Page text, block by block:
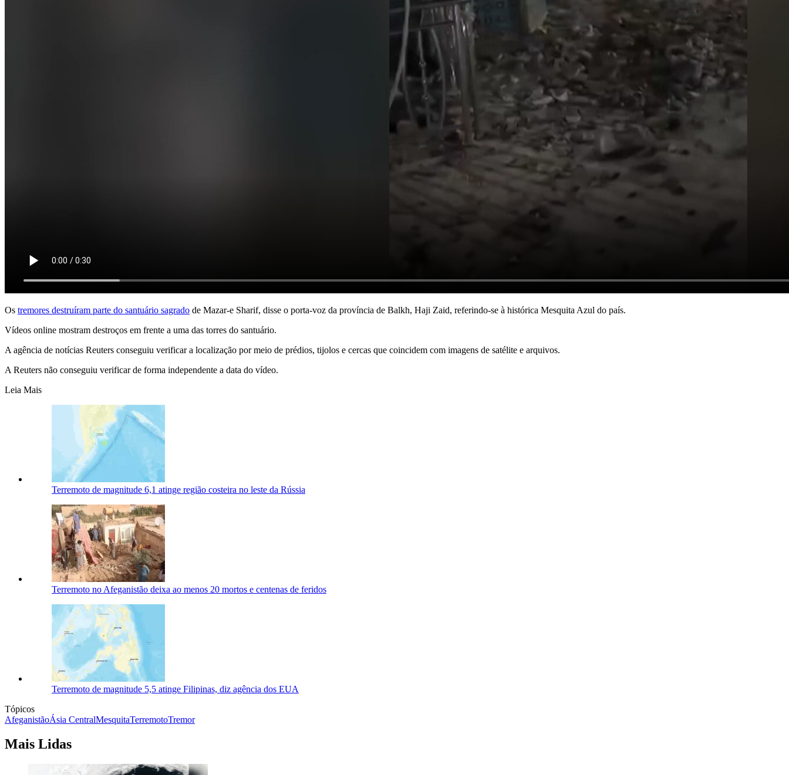
Os tremores destruíram parte do santuário sagrado de Mazar-e Sharif, disse o porta-voz da província de Balkh, Haji Zaid, referindo-se à histórica Mesquita Azul do país.
Vídeos online mostram destroços em frente a uma das torres do santuário.
A agência de notícias Reuters conseguiu verificar a localização por meio de prédios, tijolos e cercas que coincidem com imagens de satélite e arquivos.
A Reuters não conseguiu verificar de forma independente a data do vídeo.
Leia Mais
Terremoto de magnitude 6,1 atinge região costeira no leste da Rússia
Terremoto no Afeganistão deixa ao menos 20 mortos e centenas de feridos
Terremoto de magnitude 5,5 atinge Filipinas, diz agência dos EUA
Tópicos
AfeganistãoÁsia CentralMesquitaTerremotoTremor
Mais Lidas